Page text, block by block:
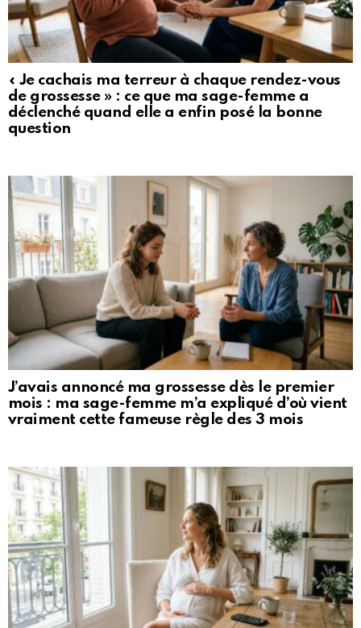
« Je cachais ma terreur à chaque rendez-vous
de grossesse » : ce que ma sage-femme a
déclenché quand elle a enfin posé la bonne
question
J’avais annoncé ma grossesse dès le premier
mois : ma sage-femme m’a expliqué d’où vient
vraiment cette fameuse règle des 3 mois